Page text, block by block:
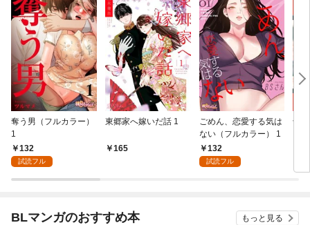
奪う男（フルカラー）
1
132
試読フル
東郷家へ嫁いだ話 1
165
ごめん、恋愛する気は
ない（フルカラー） 1
132
試読フル
十
BLマンガのおすすめ本 もっと見る